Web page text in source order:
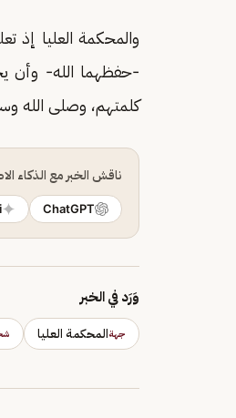
والمحكمة العليا إذ
-حفظهما الله- وأن
كلمتهم، وصلى الله
ناقش الخبر مع الذكاء
ChatGPT
وَرَد في الخبر
جهةالمحكمة العليا